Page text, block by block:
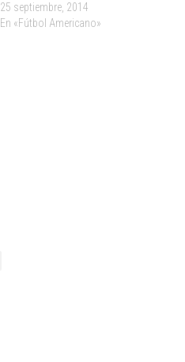
25 septiembre, 2014
En «Fútbol Americano»